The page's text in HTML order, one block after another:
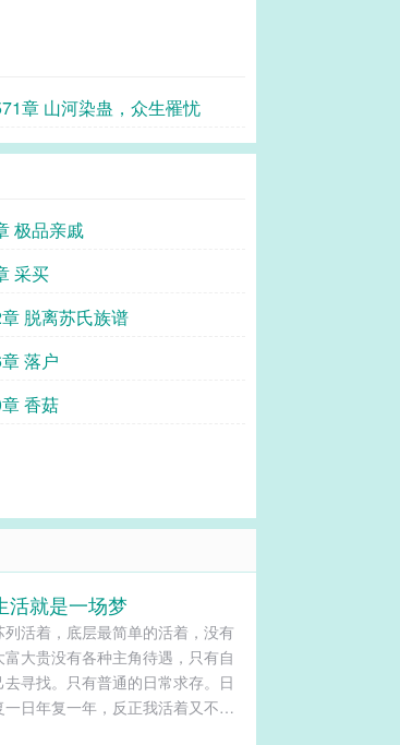
章 山河染蛊，众生罹忧
极品亲戚
采买
脱离苏氏族谱
落户
香菇
活就是一场梦
列活着，底层最简单的活着，没有
富大贵没有各种主角待遇，只有自
去寻找。只有普通的日常求存。日
一日年复一年，反正我活着又不是